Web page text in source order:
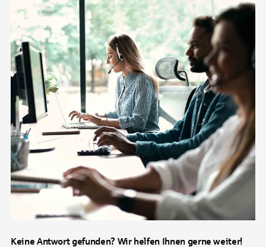
Keine Antwort gefunden? Wir helfen Ihnen gerne weiter!